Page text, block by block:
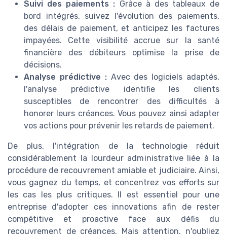
Suivi des paiements : Grâce à des tableaux de
bord intégrés, suivez l'évolution des paiements,
des délais de paiement, et anticipez les factures
impayées. Cette visibilité accrue sur la santé
financière des débiteurs optimise la prise de
décisions.
Analyse prédictive :Avec des logiciels adaptés,
l'analyse prédictive identifie les clients
susceptibles de rencontrer des difficultés à
honorer leurs créances. Vous pouvez ainsi adapter
vos actions pour prévenir les retards de paiement.
De plus, l'intégration de la technologie réduit
considérablement la lourdeur administrative liée à la
procédure de recouvrement amiable et judiciaire. Ainsi,
vous gagnez du temps, et concentrez vos efforts sur
les cas les plus critiques. Il est essentiel pour une
entreprise d'adopter ces innovations afin de rester
compétitive et proactive face aux défis du
recouvrement de créances. Mais attention, n'oubliez